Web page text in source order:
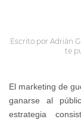
Escrito por Adrián
te
El marketing de
ganarse al
estrategia